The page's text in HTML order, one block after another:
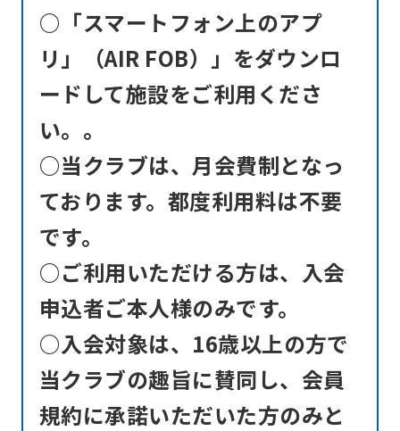
○「スマートフォン上のアプ
リ」（AIR FOB）」をダウンロ
ードして施設をご利用くださ
い。。
○当クラブは、月会費制となっ
ております。都度利用料は不要
です。
○ご利用いただける方は、入会
申込者ご本人様のみです。
○入会対象は、16歳以上の方で
当クラブの趣旨に賛同し、会員
規約に承諾いただいた方のみと
may
differ
from
the
content.
We
ask
you
fully
understand
this
before
using